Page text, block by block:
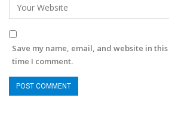
Save my name, email, and website in
time I comment.